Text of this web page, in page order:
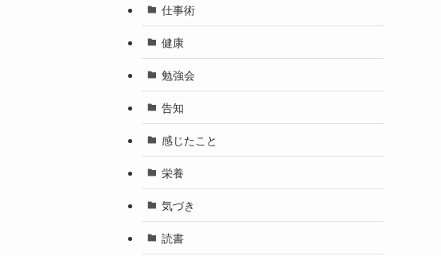
仕事術
健康
勉強会
告知
感じたこと
栄養
気づき
読書